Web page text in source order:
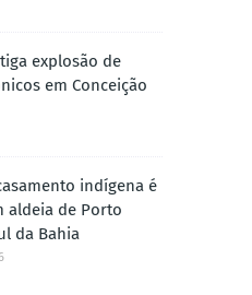
explosão de
em Conceição
indígena é
aldeia de Porto
da Bahia